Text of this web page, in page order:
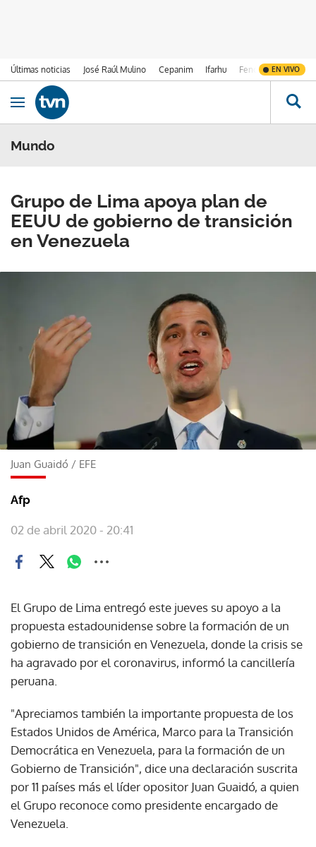
Últimas noticias José Raúl Mulino Cepanim Ifarhu Fenómeno de El
EN VIVO
Ir al contenido
Obrir navegació
Mundo
Grupo de Lima apoya plan de
EEUU de gobierno de transición
en Venezuela
Juan Guaidó / EFE
Afp
02 de abril 2020 - 20:41
El Grupo de Lima entregó este jueves su apoyo a la
propuesta estadounidense sobre la formación de un
gobierno de transición en Venezuela, donde la crisis se
ha agravado por el coronavirus, informó la cancillería
peruana.
"Apreciamos también la importante propuesta de los
Estados Unidos de América, Marco para la Transición
Democrática en Venezuela, para la formación de un
Gobierno de Transición", dice una declaración suscrita
por 11 países más el líder opositor Juan Guaidó, a quien
el Grupo reconoce como presidente encargado de
Venezuela.